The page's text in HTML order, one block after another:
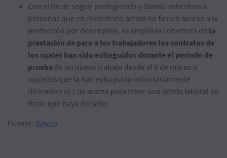
Con el fin de seguir protegiendo y dando cobertura a
personas que en el contexto actual no tienen acceso a la
protección por desempleo, se amplía la cobertura de la
prestación de paro a los trabajadores los contratos de
los cuales han sido extinguidos durante el periodo de
prueba de un nuevo trabajo desde el 9 de marzo o
aquellos que la han extinguido voluntariamente
diciembre el 1 de marzo para tener una oferta laboral en
firme que haya decaído.
Fuente: Sincro